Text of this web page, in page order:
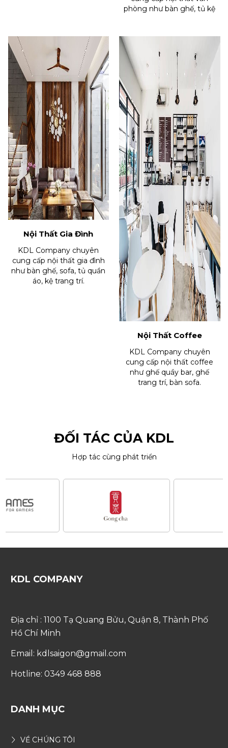
phòng như bàn ghế, tủ kệ
Nội Thất Gia Đình
KDL Company chuyên
cung cấp nội thất gia đình
như bàn ghế, sofa, tủ quần
áo, kệ trang trí.
Nội Thất Coffee
KDL Company chuyên
cung cấp nội thất coffee
như ghế quầy bar, ghế
trang trí, bàn sofa.
ĐỐI TÁC CỦA KDL
Hợp tác cùng phát triển
KDL COMPANY
Địa chỉ : 1100 Tạ Quang Bửu, Quận 8, Thành Phố
Hồ Chí Minh
Email: kdlsaigon@gmail.com
Hotline: 0349 468 888
DANH MỤC
VỀ CHÚNG TÔI